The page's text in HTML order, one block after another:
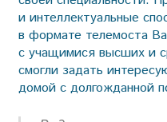
и интеллектуальные
в формате телемоста
с учащимися высших и
смогли задать
домой с долгожданной